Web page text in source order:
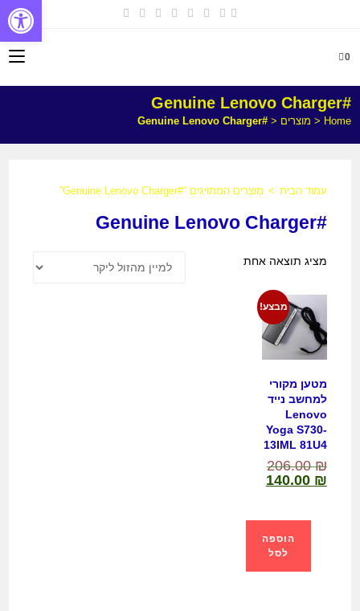
0
#Genuine Lenovo Charger
Home
< מוצרים <
#Genuine Lenovo Charger
עמוד הבית > מוצרים המתויגים “#Genuine Lenovo Charger”
#Genuine Lenovo Charger
מציג תוצאה אחת
מבצע!
מטען מקורי
למחשב נייד
Lenovo
Yoga S730-
13IML 81U4
206.00₪
140.00 ₪
הוספה
לסל